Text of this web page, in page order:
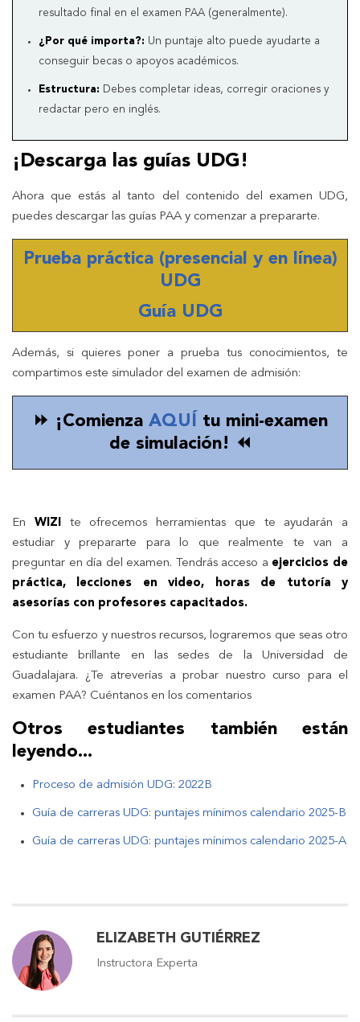
resultado final en el examen PAA (generalmente).
¿Por qué importa?: Un puntaje alto puede ayudarte a
conseguir becas o apoyos académicos.
Estructura: Debes completar ideas, corregir oraciones y
redactar pero en inglés.
¡Descarga las guías UDG!
Ahora que estás al tanto del contenido del examen UDG,
puedes descargar las guías PAA y comenzar a prepararte.
Prueba práctica (presencial y en línea)
UDG
Guía UDG
Además, si quieres poner a prueba tus conocimientos, te
compartimos este simulador del examen de admisión:
⏩ ¡Comienza AQUÍ
tu mini-examen
de simulación! ⏪
En WIZI te ofrecemos herramientas que te ayudarán a
estudiar y prepararte para lo que realmente te van a
preguntar en día del examen. Tendrás acceso a ejercicios de
práctica, lecciones en video, horas de tutoría y
asesorías con profesores capacitados.
Con tu esfuerzo y nuestros recursos, lograremos que seas otro
estudiante brillante en las sedes de la Universidad de
Guadalajara. ¿Te atreverías a probar nuestro curso para el
examen PAA? Cuéntanos en los comentarios
Otros estudiantes también están
leyendo...
Proceso de admisión UDG: 2022B
Guía de carreras UDG: puntajes mínimos calendario 2025-B
Guía de carreras UDG: puntajes mínimos calendario 2025-A
ELIZABETH GUTIÉRREZ
Instructora Experta